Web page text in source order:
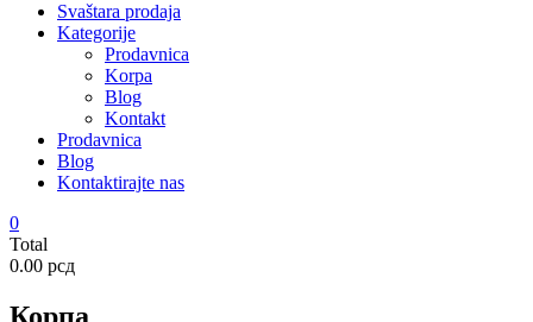
Svaštara prodaja
Kategorije
Prodavnica
Korpa
Blog
Kontakt
Prodavnica
Blog
Kontaktirajte nas
0
Total
0.00 рсд